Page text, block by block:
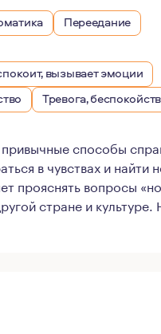
Переедание
вызывает эмоции
Тревога,
способы
в чувствах и найти
прояснять вопросы
стране и